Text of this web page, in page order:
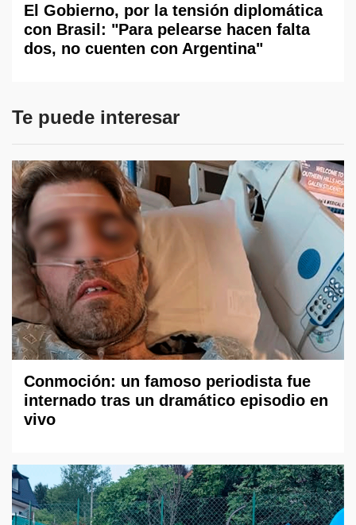
El Gobierno, por la tensión diplomática
con Brasil: "Para pelearse hacen falta
dos, no cuenten con Argentina"
Te puede interesar
Conmoción: un famoso periodista fue
internado tras un dramático episodio en
vivo